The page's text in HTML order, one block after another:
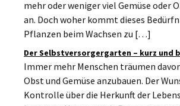
mehr oder weniger viel Gemüse oder
an. Doch woher kommt dieses
Pflanzen beim Wachsen zu […]
Der Selbstversorgergarten – kurz und
Immer mehr Menschen träumen
Obst und Gemüse anzubauen. Der
Kontrolle über die Herkunft der